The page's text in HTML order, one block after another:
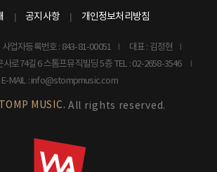
공지사항 개인정보처리방침
사업자등록번호 : 843-81-00051
대표 : 김정현
사로74길 6 스톰프뮤직빌딩 5층 TEL : 02-2658-3546
E-MAIL : info@stompmusic.com
MUSIC. All rights reserved.